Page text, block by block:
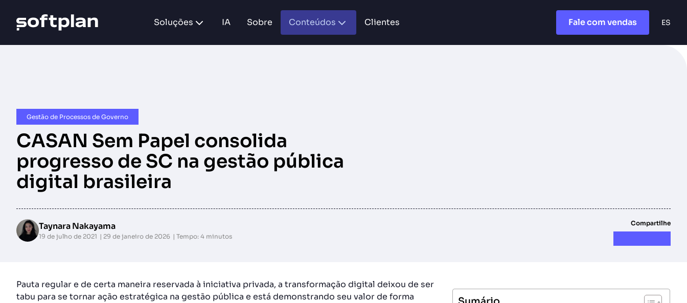
Soluções IA Sobre Conteúdos Clientes Fale com vendas ES
Gestão de Processos de Governo
CASAN Sem Papel consolida
progresso de SC na gestão pública
digital brasileira
Taynara Nakayama
19 de julho de 2021 29 de janeiro de 2026 Tempo: 4 minutos
Compartilhe
Pauta regular e de certa maneira reservada à iniciativa privada, a transformação digital deixou de ser
tabu para se tornar ação estratégica na gestão pública e está demonstrando seu valor de forma